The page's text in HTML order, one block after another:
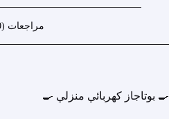
مراجعات (0)
🍳 بوتاجاز كهربائي منزلي 🍳